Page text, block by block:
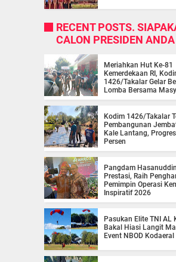
RECENT POSTS.
CALON PRESIDEN ANDA
Meriahkan Hut Ke-81
Kemerdekaan RI,
1426/Takalar Gelar
Lomba Bersama
Kodim 1426/Takalar
Pembangunan
Kale Lantang,
Persen
Pangdam
Prestasi, Raih
Pemimpin Operasi
Inspiratif 2026
Pasukan Elite TNI AL
Bakal Hiasi Langit
Event NBOD Kodaeral